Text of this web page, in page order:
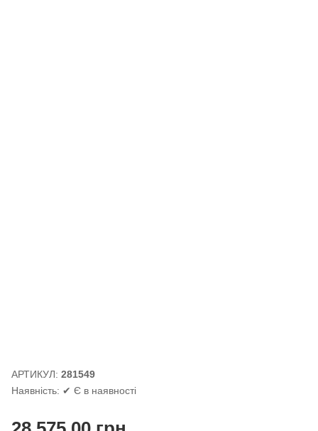
АРТИКУЛ: 281549
Наявність: ✔ Є в наявності